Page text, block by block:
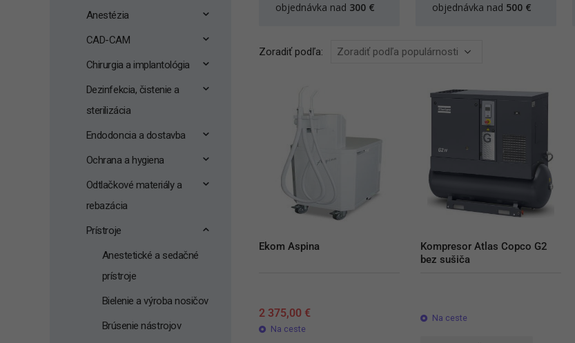
objednávka nad 300 € objednávka nad 500 €
Zoradiť podľa:
Ekom Aspina
2 375,00 €
Na ceste
Kompresor Atlas Copco G2
bez sušiča
Na ceste
Anestézia
CAD-CAM
Chirurgia a implantológia
Dezinfekcia, čistenie a
sterilizácia
Endodoncia a dostavba
Ochrana a hygiena
Odtlačkové materiály a
rebazácia
Prístroje
Anestetické a sedačné
prístroje
Bielenie a výroba nosičov
Brúsenie nástrojov